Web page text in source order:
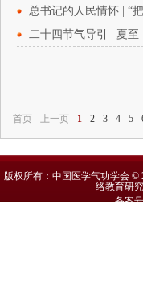
总书记的人民情怀 | “
二十四节气导引 | 夏至
首页 上一页 1 2 3 4 5
版权所有：中国医学气功学会
络教育
备案